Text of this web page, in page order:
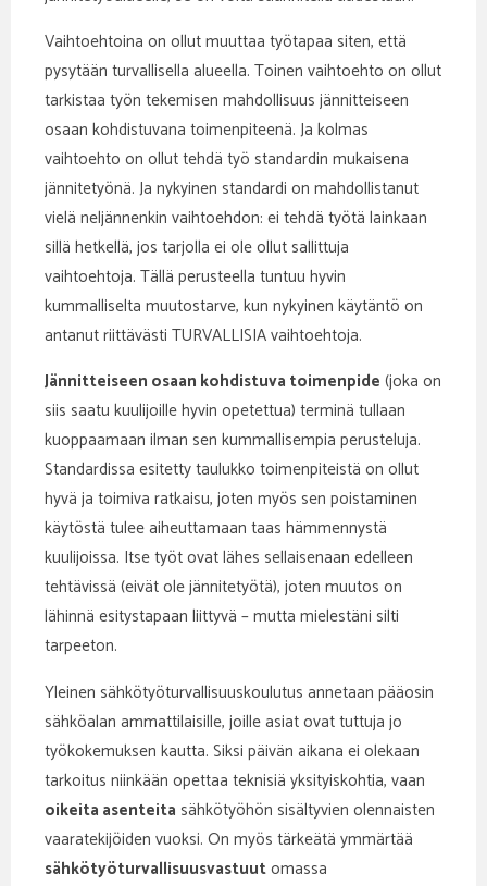
Vaihtoehtoina on ollut muuttaa työtapaa siten, että
pysytään turvallisella alueella. Toinen vaihtoehto on ollut
tarkistaa työn tekemisen mahdollisuus jännitteiseen
osaan kohdistuvana toimenpiteenä. Ja kolmas
vaihtoehto on ollut tehdä työ standardin mukaisena
jännitetyönä. Ja nykyinen standardi on mahdollistanut
vielä neljännenkin vaihtoehdon: ei tehdä työtä lainkaan
sillä hetkellä, jos tarjolla ei ole ollut sallittuja
vaihtoehtoja. Tällä perusteella tuntuu hyvin
kummalliselta muutostarve, kun nykyinen käytäntö on
antanut riittävästi TURVALLISIA vaihtoehtoja.
Jännitteiseen osaan kohdistuva toimenpide (joka on
siis saatu kuulijoille hyvin opetettua) terminä tullaan
kuoppaamaan ilman sen kummallisempia perusteluja.
Standardissa esitetty taulukko toimenpiteistä on ollut
hyvä ja toimiva ratkaisu, joten myös sen poistaminen
käytöstä tulee aiheuttamaan taas hämmennystä
kuulijoissa. Itse työt ovat lähes sellaisenaan edelleen
tehtävissä (eivät ole jännitetyötä), joten muutos on
lähinnä esitystapaan liittyvä – mutta mielestäni silti
tarpeeton.
Yleinen sähkötyöturvallisuuskoulutus annetaan pääosin
sähköalan ammattilaisille, joille asiat ovat tuttuja jo
työkokemuksen kautta. Siksi päivän aikana ei olekaan
tarkoitus niinkään opettaa teknisiä yksityiskohtia, vaan
oikeita asenteita sähkötyöhön sisältyvien olennaisten
vaaratekijöiden vuoksi. On myös tärkeätä ymmärtää
sähkötyöturvallisuusvastuutomassa